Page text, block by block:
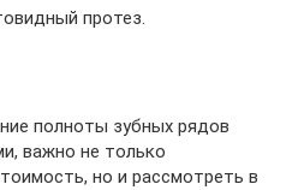
протез.
полноты зубных рядов
важно не только
но и рассмотреть в